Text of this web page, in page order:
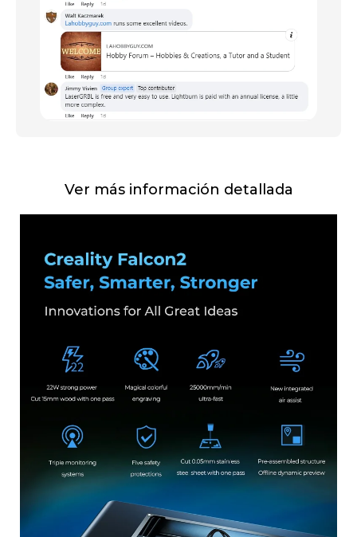
Ver más información detallada